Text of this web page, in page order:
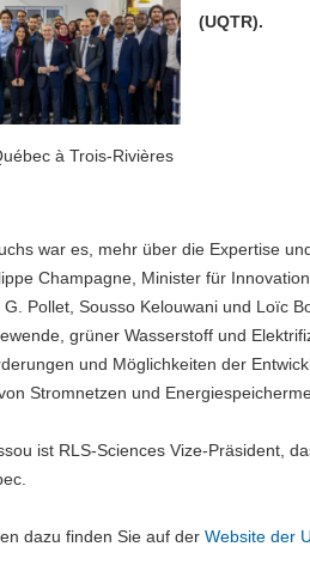
à Trois-Rivières
(UQTR).
war es, mehr über die Expertise
Champagne, Minister für
Pollet, Sousso Kelouwani und Loïc
grüner Wasserstoff und
und Möglichkeiten der
Stromnetzen und
ist RLS-Sciences Vize-Präsident,
dazu finden Sie auf der Website der